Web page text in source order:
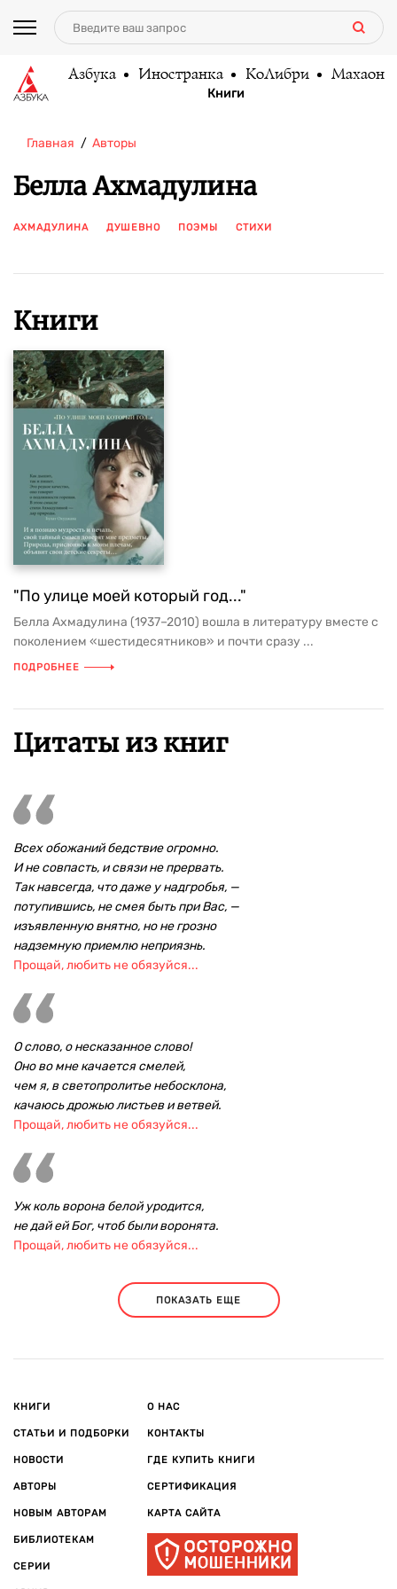
Азбука Иностранка КоЛибри Махаон
Книги
Главная Авторы
Белла Ахмадулина
АХМАДУЛИНА ДУШЕВНО ПОЭМЫ СТИХИ
ПОКАЗАТЬ ЕЩЕ
Книги
"По улице моей который год..."
Белла Ахмадулина (1937–2010) вошла в литературу вместе с
поколением «шестидесятников» и почти сразу ...
ПОДРОБНЕЕ
Цитаты из книг
Всех обожаний бедствие огромно.
И не совпасть, и связи не прервать.
Так навсегда, что даже у надгробья, —
потупившись, не смея быть при Вас, —
изъявленную внятно, но не грозно
надземную приемлю неприязнь.
Прощай, любить не обязуйся...
О слово, о несказанное слово!
Оно во мне качается смелей,
чем я, в светопролитье небосклона,
качаюсь дрожью листьев и ветвей.
Прощай, любить не обязуйся...
Уж коль ворона белой уродится,
не дай ей Бог, чтоб были воронята.
Прощай, любить не обязуйся...
ПОКАЗАТЬ ЕЩЕ
КНИГИ
СТАТЬИ И ПОДБОРКИ
НОВОСТИ
АВТОРЫ
НОВЫМ АВТОРАМ
БИБЛИОТЕКАМ
СЕРИИ
О НАС
КОНТАКТЫ
ГДЕ КУПИТЬ КНИГИ
СЕРТИФИКАЦИЯ
КАРТА САЙТА